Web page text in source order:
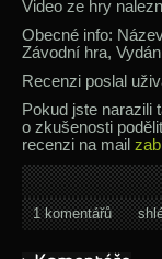
Video ze hry
Obecné info:
Závodní hra,
Recenzi poslal
Pokud jste narazili
o zkušenosti
recenzi na mail
1 komentářů